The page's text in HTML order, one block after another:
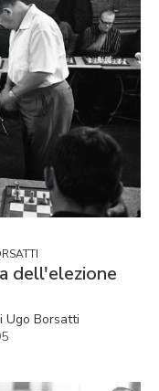
dell'elezione
Ugo Borsatti